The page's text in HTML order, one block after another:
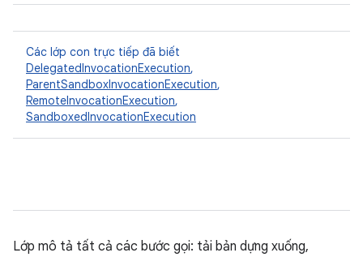
Các lớp con trực tiếp đã biết
DelegatedInvocationExecution,
ParentSandboxInvocationExecution,
RemoteInvocationExecution,
SandboxedInvocationExecution
Lớp mô tả tất cả các bước gọi: tải bản dựng xuống,